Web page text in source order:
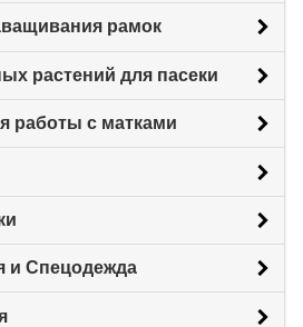
рамок
растений для пасеки
работы с матками
и Спецодежда